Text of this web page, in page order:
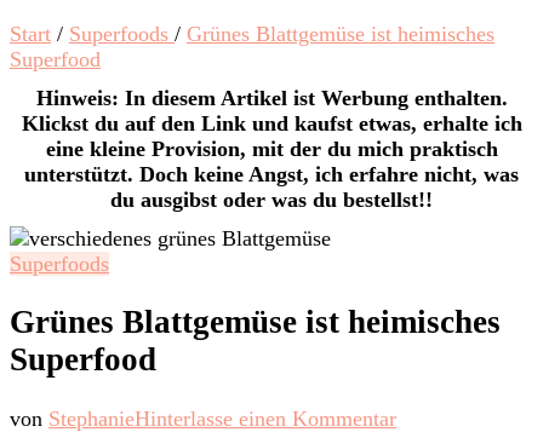
Start / Superfoods / Grünes Blattgemüse ist heimisches
Superfood
Hinweis: In diesem Artikel ist Werbung enthalten.
Klickst du auf den Link und kaufst etwas, erhalte ich
eine kleine Provision, mit der du mich praktisch
unterstützt. Doch keine Angst, ich erfahre nicht, was
du ausgibst oder was du bestellst!!
Superfoods
Grünes Blattgemüse ist heimisches
Superfood
von StephanieHinterlasse einen Kommentarzu